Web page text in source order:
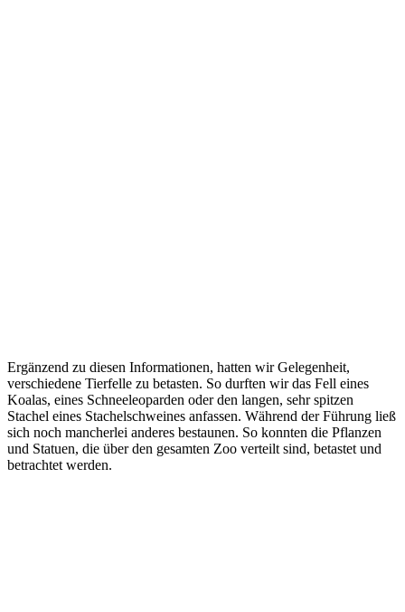
Ergänzend zu diesen Informationen, hatten wir Gelegenheit,
verschiedene Tierfelle zu betasten. So durften wir das Fell eines
Koalas, eines Schneeleoparden oder den langen, sehr spitzen
Stachel eines Stachelschweines anfassen. Während der Führung ließ
sich noch mancherlei anderes bestaunen. So konnten die Pflanzen
und Statuen, die über den gesamten Zoo verteilt sind, betastet und
betrachtet werden.